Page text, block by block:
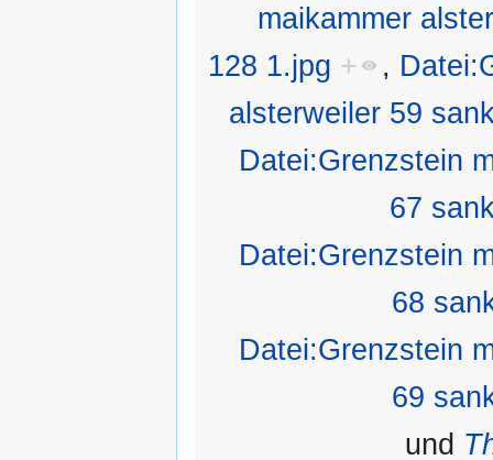
maikammer
128 1.jpg + ,
alsterweiler 59
Datei:Grenzstein
67
Datei:Grenzstein
68
Datei:Grenzstein
69
und